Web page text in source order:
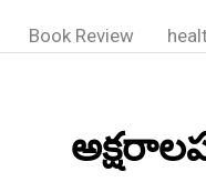
Book Review